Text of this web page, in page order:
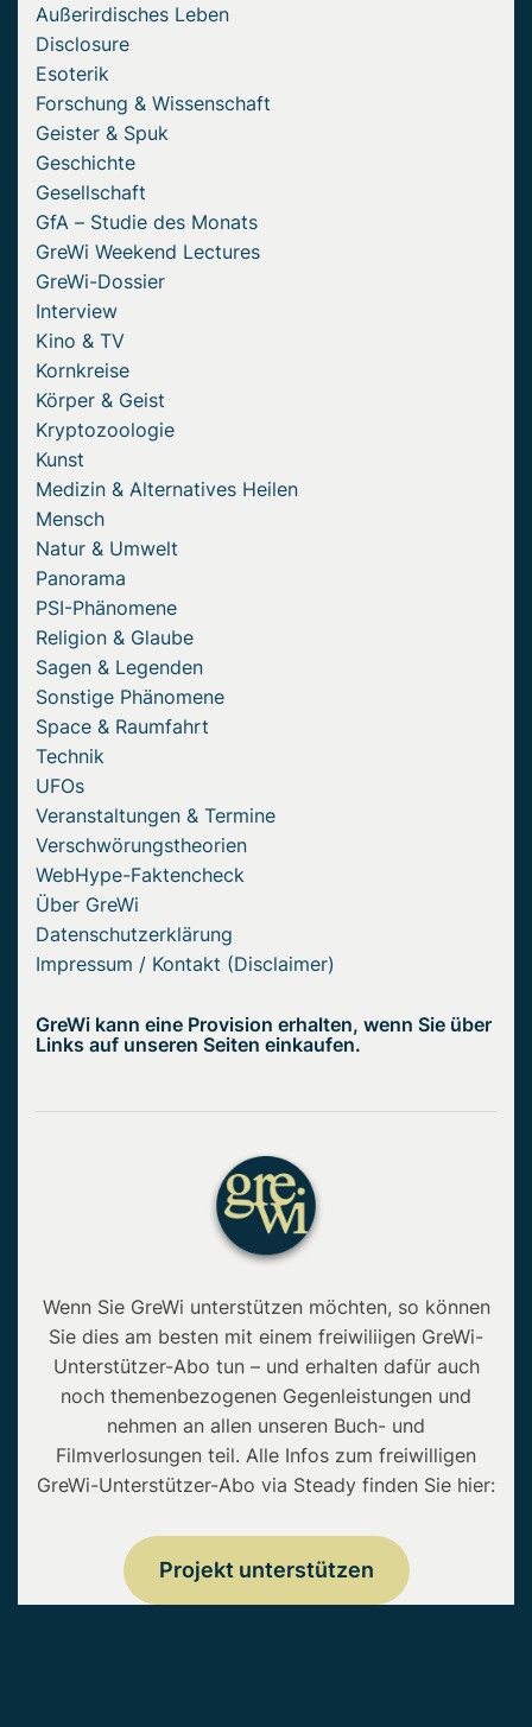
Außerirdisches Leben
Disclosure
Esoterik
Forschung & Wissenschaft
Geister & Spuk
Geschichte
Gesellschaft
GfA – Studie des Monats
GreWi Weekend Lectures
GreWi-Dossier
Interview
Kino & TV
Kornkreise
Körper & Geist
Kryptozoologie
Kunst
Medizin & Alternatives Heilen
Mensch
Natur & Umwelt
Panorama
PSI-Phänomene
Religion & Glaube
Sagen & Legenden
Sonstige Phänomene
Space & Raumfahrt
Technik
UFOs
Veranstaltungen & Termine
Verschwörungstheorien
WebHype-Faktencheck
Über GreWi
Datenschutzerklärung
Impressum / Kontakt (Disclaimer)
GreWi kann eine Provision erhalten, wenn Sie über
Links auf unseren Seiten einkaufen.
Wenn Sie GreWi unterstützen möchten, so können
Sie dies am besten mit einem freiwiliigen GreWi-
Unterstützer-Abo tun – und erhalten dafür auch
noch themenbezogenen Gegenleistungen und
nehmen an allen unseren Buch- und
Filmverlosungen teil. Alle Infos zum freiwilligen
GreWi-Unterstützer-Abo via Steady finden Sie hier:
Projekt unterstützen